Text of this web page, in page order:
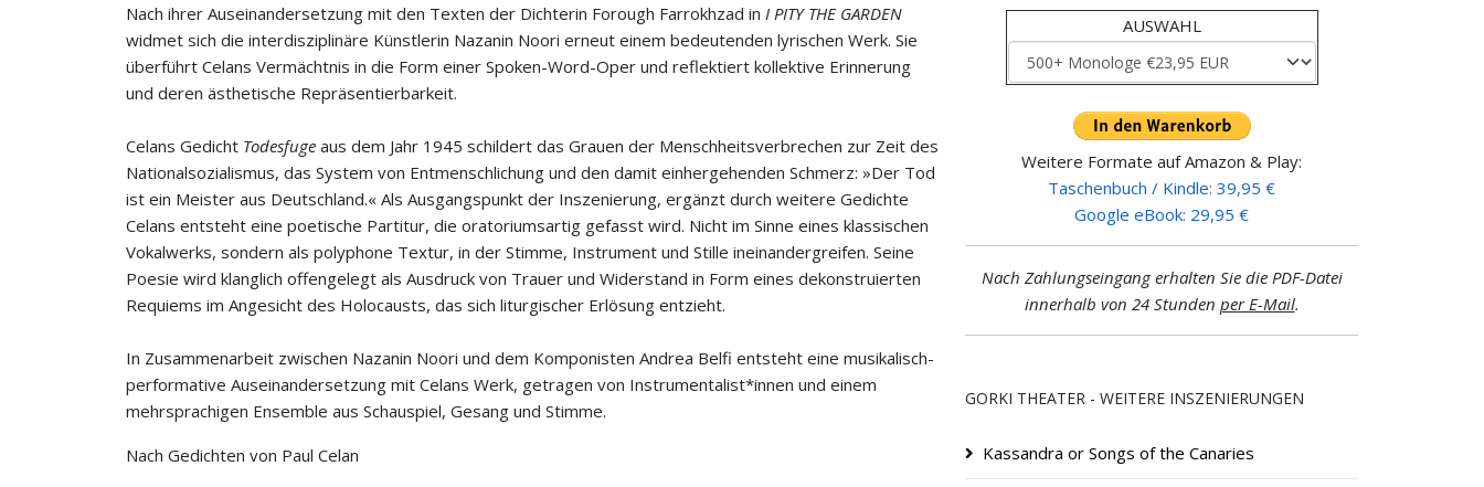
Nach ihrer Auseinandersetzung mit den Texten der Dichterin Forough Farrokhzad in I PITY THE GARDEN
widmet sich die interdisziplinäre Künstlerin Nazanin Noori erneut einem bedeutenden lyrischen Werk. Sie
überführt Celans Vermächtnis in die Form einer Spoken-Word-Oper und reflektiert kollektive Erinnerung
und deren ästhetische Repräsentierbarkeit.
Celans Gedicht Todesfuge aus dem Jahr 1945 schildert das Grauen der Menschheitsverbrechen zur Zeit des
Nationalsozialismus, das System von Entmenschlichung und den damit einhergehenden Schmerz: »Der Tod
ist ein Meister aus Deutschland.« Als Ausgangspunkt der Inszenierung, ergänzt durch weitere Gedichte
Celans entsteht eine poetische Partitur, die oratoriumsartig gefasst wird. Nicht im Sinne eines klassischen
Vokalwerks, sondern als polyphone Textur, in der Stimme, Instrument und Stille ineinandergreifen. Seine
Poesie wird klanglich offengelegt als Ausdruck von Trauer und Widerstand in Form eines dekonstruierten
Requiems im Angesicht des Holocausts, das sich liturgischer Erlösung entzieht.
In Zusammenarbeit zwischen Nazanin Noori und dem Komponisten Andrea Belfi entsteht eine musikalisch-
performative Auseinandersetzung mit Celans Werk, getragen von Instrumentalist*innen und einem
mehrsprachigen Ensemble aus Schauspiel, Gesang und Stimme.
Nach Gedichten von Paul Celan
AUSWAHL
Weitere Formate auf Amazon & Play:
Taschenbuch / Kindle: 39,95 €
Google eBook: 29,95 €
Nach Zahlungseingang erhalten Sie die PDF-Datei
innerhalb von 24 Stunden per E-Mail.
GORKI THEATER - WEITERE INSZENIERUNGEN
Kassandra or Songs of the Canaries